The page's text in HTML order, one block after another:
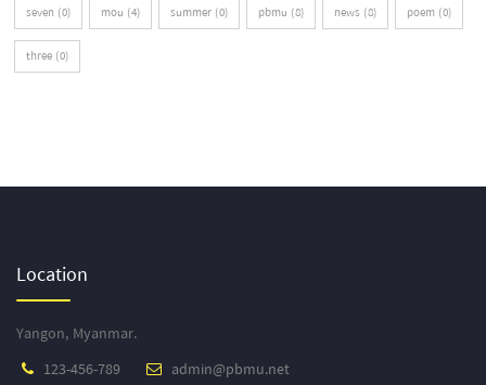
seven (0) mou (4) summer (0) pbmu (8) news (8) poem (0)
three (0)
Location
Yangon, Myanmar.
123-456-789
admin@pbmu.net